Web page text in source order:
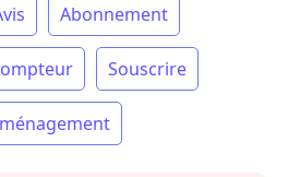
Abonnement
Souscrire